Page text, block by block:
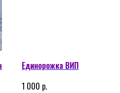
Единорожка ВИП
1 000 р.